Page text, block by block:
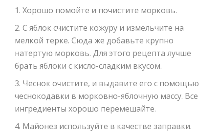
1. Хорошо помойте и почистите морковь.
2. С яблок счистите кожуру и измельчите на
мелкой терке. Сюда же добавьте крупно
натертую морковь. Для этого рецепта лучше
брать яблоки с кисло-сладким вкусом.
3. Чеснок очистите, и выдавите его с помощью
чеснокодавки в морковно-яблочную массу. Все
ингредиенты хорошо перемешайте.
4. Майонез используйте в качестве заправки.